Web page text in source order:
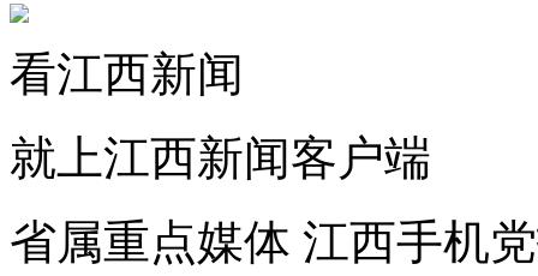
看江西新闻
就上江西新闻客户端
省属重点媒体 江西手机